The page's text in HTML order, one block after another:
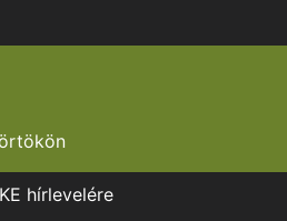
hírlevelére